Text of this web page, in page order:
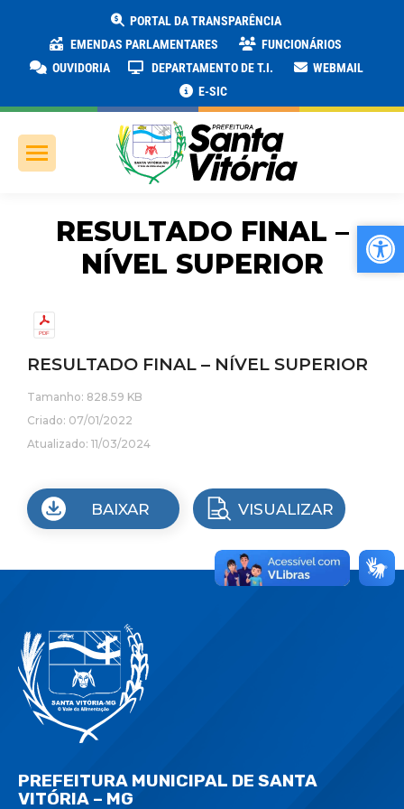
PORTAL DA TRANSPARÊNCIA
EMENDAS PARLAMENTARES
FUNCIONÁRIOS
OUVIDORIA
DEPARTAMENTO DE T.I.
WEBMAIL
E-SIC
RESULTADO FINAL –
NÍVEL SUPERIOR
RESULTADO FINAL – NÍVEL SUPERIOR
Tamanho: 828.59 KB
Criado: 07/01/2022
Atualizado: 11/03/2024
BAIXAR VISUALIZAR
PREFEITURA MUNICIPAL DE SANTA
VITÓRIA – MG